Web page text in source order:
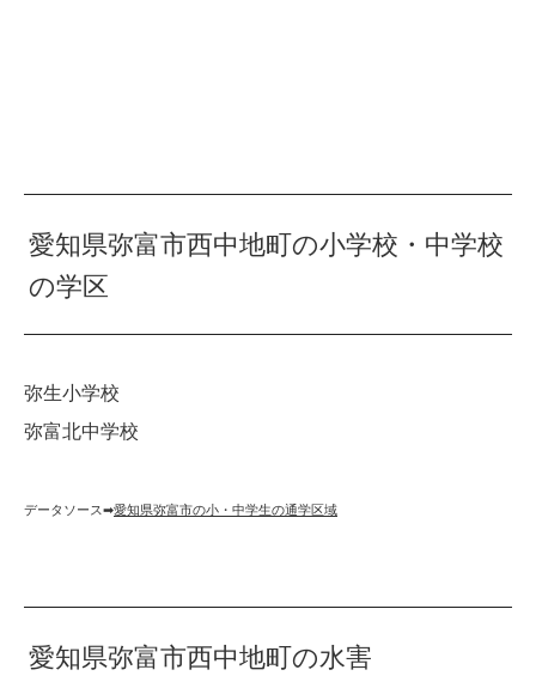
愛知県弥富市西中地町の小学校・中学校
の学区
弥生小学校
弥富北中学校
データソース➡︎愛知県弥富市の小・中学生の通学区域
愛知県弥富市西中地町の水害